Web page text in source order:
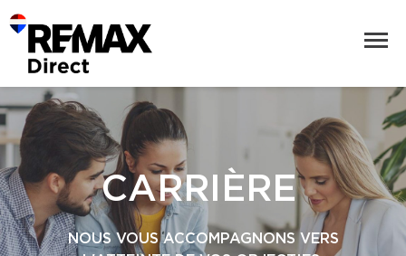
CARRIÈRE
NOUS VOUS ACCOMPAGNONS VERS